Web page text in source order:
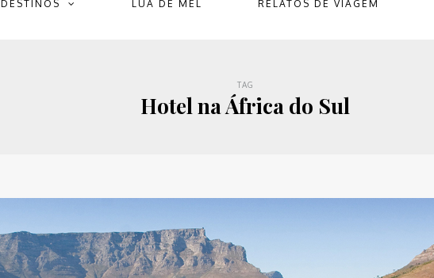
DESTINOS LUA DE MEL RELATOS DE VIAGEM
TAG
Hotel na África do Sul